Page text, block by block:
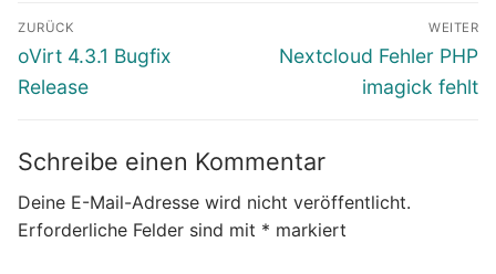
Beitragsnavigation
ZURÜCK
Vorheriger
Beitrag:
oVirt 4.3.1 Bugfix
Release
WEITER
Nächster
Nextcloud Fehler PHP
imagick fehlt
Schreibe einen Kommentar
Deine E-Mail-Adresse wird nicht veröffentlicht.
Erforderliche Felder sind mit * markiert